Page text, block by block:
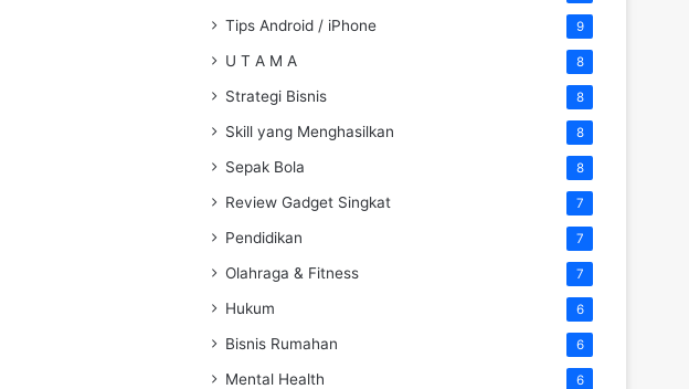
Tips Android / iPhone 9
U T A M A 8
Strategi Bisnis 8
Skill yang Menghasilkan 8
Sepak Bola 8
Review Gadget Singkat 7
Pendidikan 7
Olahraga & Fitness 7
Hukum 6
Bisnis Rumahan 6
Mental Health 6